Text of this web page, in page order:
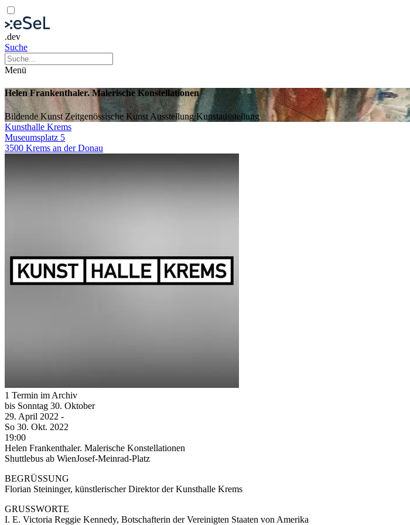
.dev
Suche
Menü
Helen Frankenthaler. Malerische Konstellationen
Bildende KunstZeitgenössische KunstAusstellungKunstausstellung
Kunsthalle Krems
Museumsplatz 5
3500 Krems an der Donau
1 Termin im Archiv
bis Sonntag 30. Oktober
29. April 2022 -
So 30. Okt. 2022
19:00
Helen Frankenthaler. Malerische Konstellationen
Shuttlebus ab WienJosef-Meinrad-Platz
BEGRÜSSUNG
Florian Steininger, künstlerischer Direktor der Kunsthalle Krems
GRUSSWORTE
I. E. Victoria Reggie Kennedy, Botschafterin der Vereinigten Staaten von Amerika